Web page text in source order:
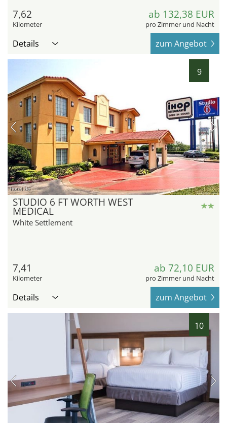
7,62
Kilometer
ab 132,38 EUR
pro Zimmer und Nacht
Details zum Angebot
9
hotel.de
STUDIO 6 FT WORTH WEST
MEDICAL
White Settlement
7,41
Kilometer
ab 72,10 EUR
pro Zimmer und Nacht
Details zum Angebot
10